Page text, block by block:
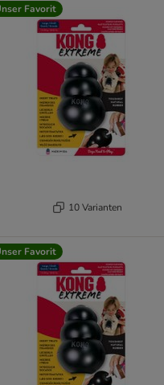
Favorit
10 Varianten
Favorit